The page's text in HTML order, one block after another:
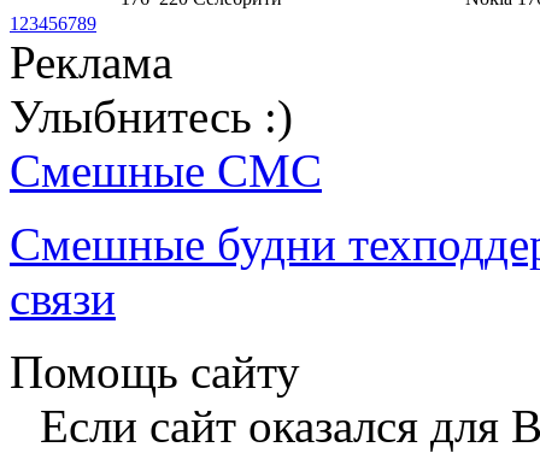
1 23456789
Реклама
Улыбнитесь :)
Смешные СМС
Смешные будни
связи
Помощь сайту
Если сайт оказался